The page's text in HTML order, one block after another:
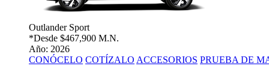
Outlander Sport
*Desde $467,900 M.N.
Año: 2026
CONÓCELO COTÍZALO ACCESORIOS PRUEBA DE